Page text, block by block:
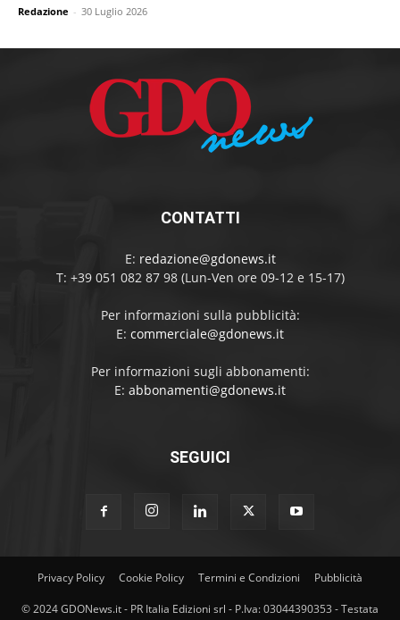
Redazione - 30 Luglio 2026
CONTATTI
E: redazione@gdonews.it
T: +39 051 082 87 98 (Lun-Ven ore 09-12 e 15-17)
Per informazioni sulla pubblicità:
E: commerciale@gdonews.it
Per informazioni sugli abbonamenti:
E: abbonamenti@gdonews.it
SEGUICI
Privacy Policy Cookie Policy Termini e Condizioni Pubblicità
© 2024 GDONews.it - PR Italia Edizioni srl - P.Iva: 03044390353 - Testata